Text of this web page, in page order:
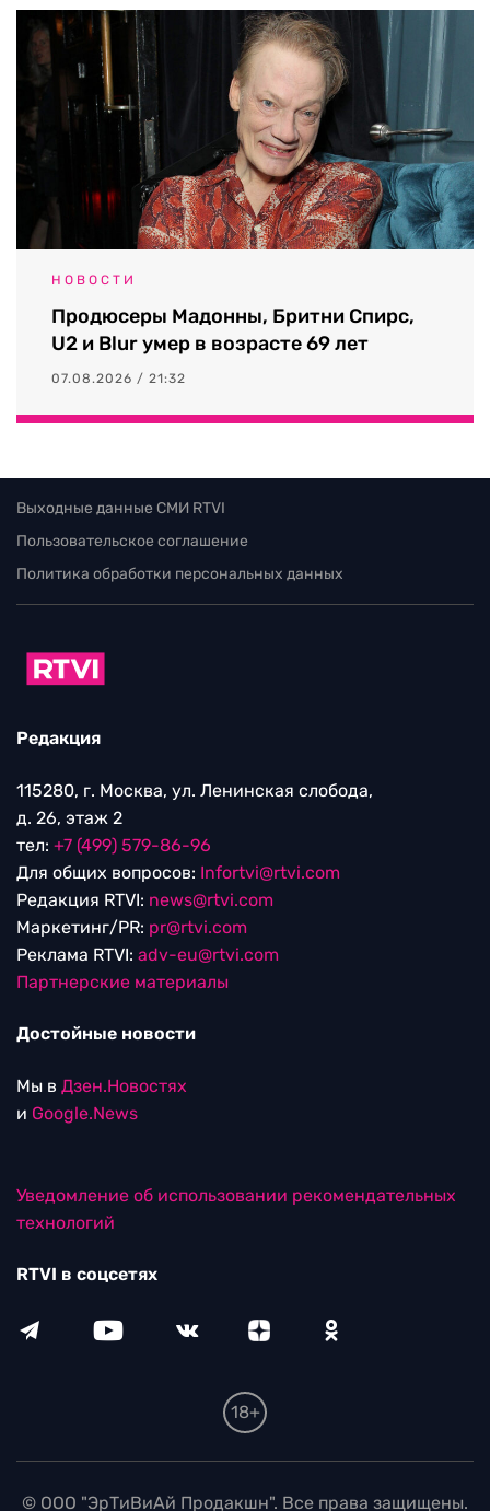
НОВОСТИ
Продюсеры Мадонны, Бритни Спирс,
U2 и Blur умер в возрасте 69 лет
07.08.2026 / 21:32
Выходные данные СМИ RTVI
Пользовательское соглашение
Политика обработки персональных данных
Редакция
115280, г. Москва, ул. Ленинская слобода,
д. 26, этаж 2
тел: +7 (499) 579-86-96
Для общих вопросов: Infortvi@rtvi.com
Редакция RTVI: news@rtvi.com
Маркетинг/PR: pr@rtvi.com
Реклама RTVI: adv-eu@rtvi.com
Партнерские материалы
Достойные новости
Мы в Дзен.Новостях
и Google.News
Уведомление об использовании рекомендательных
технологий
RTVI в соцсетях
18+
© ООО "ЭрТиВиАй Продакшн". Все права защищены.